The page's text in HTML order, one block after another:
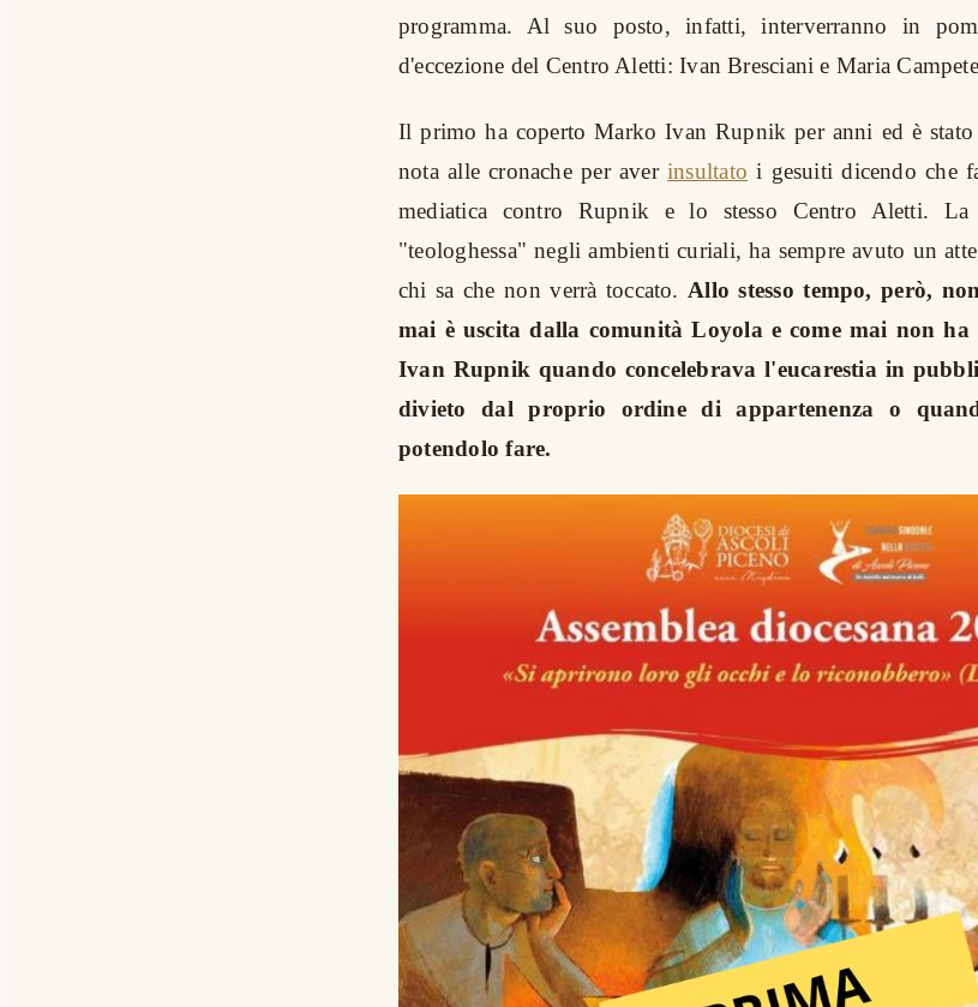
programma. Al suo posto, infatti, interverranno in
d'eccezione del Centro Aletti: Ivan Bresciani e Maria
Il primo ha coperto Marko Ivan Rupnik per anni ed è
nota alle cronache per aver insultato i gesuiti dicendo che
mediatica contro Rupnik e lo stesso Centro Aletti. La
"teologhessa" negli ambienti curiali, ha sempre avuto un
chi sa che non verrà toccato. Allo stesso tempo, però,
mai è uscita dalla comunità Loyola e come mai non
Ivan Rupnik quando concelebrava l'eucarestia in
divieto dal proprio ordine di appartenenza o
potendolo fare.